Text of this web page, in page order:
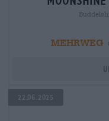
MEHRWEG
22.06.2025